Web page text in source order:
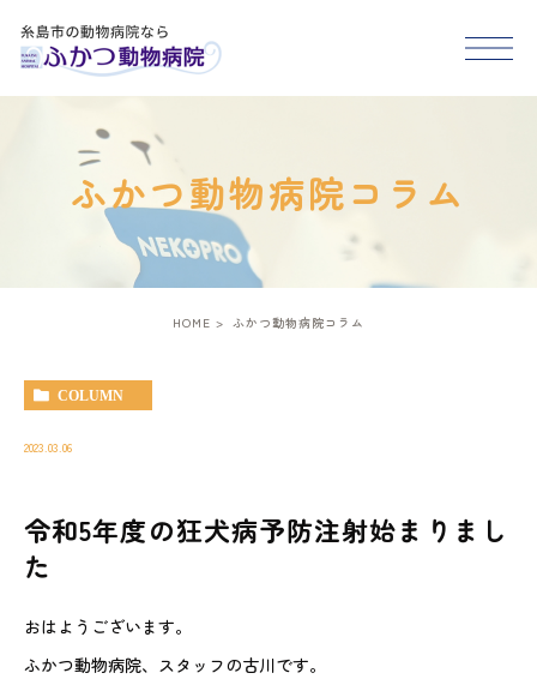
HOME
医院紹介
スタッフ紹介
アクセス
糸島市･福岡市西区で
ふかつ動物病院コラム
HOME ふかつ動物病院コラム
COLUMN
2023.03.06
令和5年度の狂犬病予防注射始まりまし
た
おはようございます。
ふかつ動物病院、スタッフの古川です。